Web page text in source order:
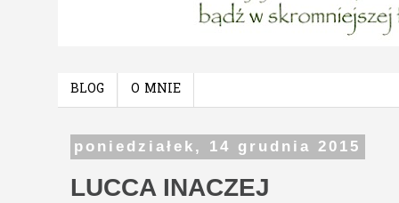
BLOG O MNIE
poniedziałek, 14 grudnia 2015
LUCCA INACZEJ